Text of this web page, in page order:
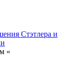
Стэтлера и
«